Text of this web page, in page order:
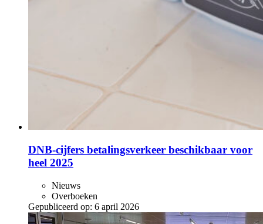
DNB-cijfers betalingsverkeer beschikbaar voor
heel 2025
Nieuws
Overboeken
Gepubliceerd op: 6 april 2026